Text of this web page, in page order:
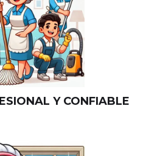
Y CONFIABLE